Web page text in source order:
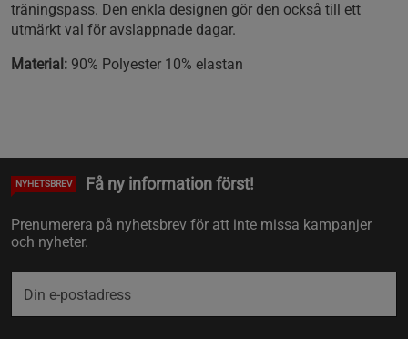
träningspass. Den enkla designen gör den också till ett
utmärkt val för avslappnade dagar.
Material: 90% Polyester 10% elastan
NYHETSBREV Få ny information först!
Prenumerera på nyhetsbrev för att inte missa kampanjer
och nyheter.